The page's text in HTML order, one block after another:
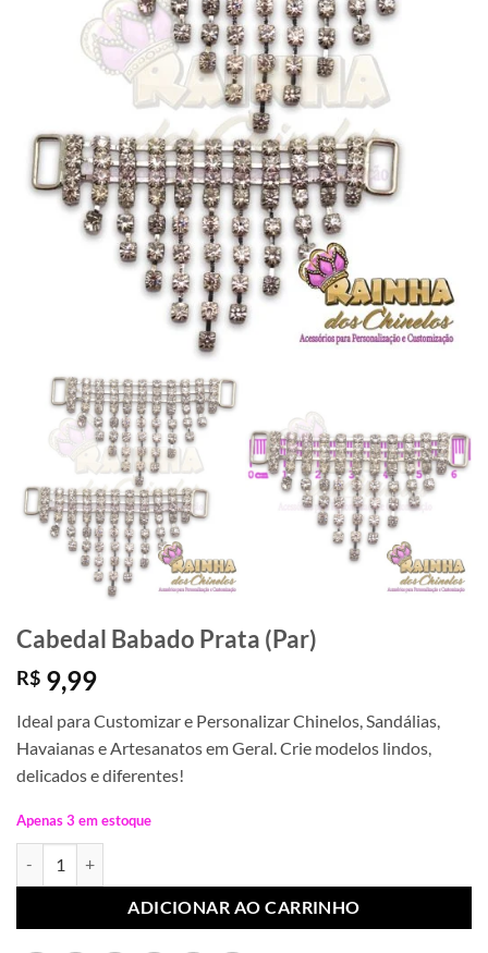
Cabedal Babado Prata (Par)
R$ 9,99
Ideal para Customizar e Personalizar Chinelos, Sandálias,
Havaianas e Artesanatos em Geral. Crie modelos lindos,
delicados e diferentes!
Apenas 3 em estoque
ADICIONAR AO CARRINHO